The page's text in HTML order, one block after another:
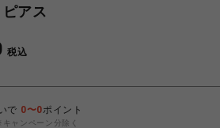
アス
税込
で 0〜0ポイント
ャンペーン分除く